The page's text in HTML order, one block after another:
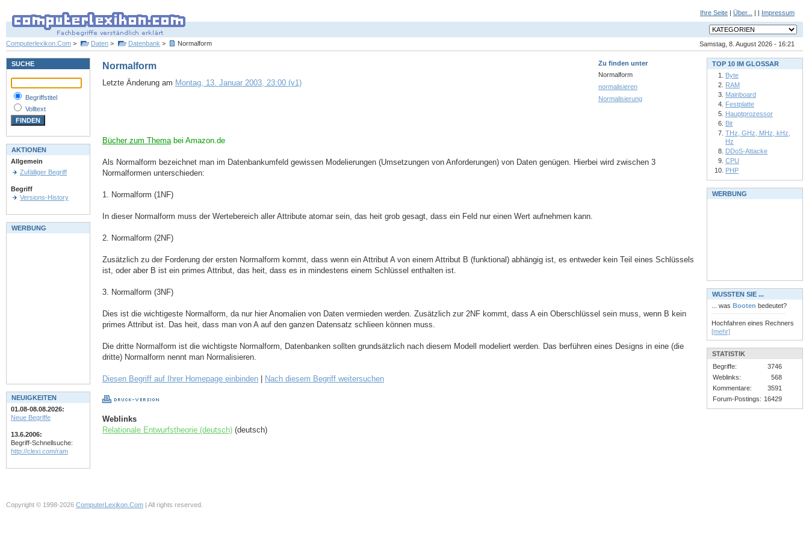
Ihre Seite | Über... | | Impressum
Samstag, 8. August 2026 - 16:21
Computerlexikon.Com > Daten > Datenbank > Normalform
Zu finden unter
Normalform
normalisieren
Normalisierung
Normalform
Letzte Änderung am Montag, 13. Januar 2003, 23:00 (v1)
Bücher zum Themabei Amazon.de
Als Normalform bezeichnet man im Datenbankumfeld gewissen Modelierungen (Umsetzungen von Anforderungen) von Daten genügen. Hierbei wird zwischen 3
Normalformen unterschieden:
1. Normalform (1NF)
In dieser Normalform muss der Wertebereich aller Attribute atomar sein, das heit grob gesagt, dass ein Feld nur einen Wert aufnehmen kann.
2. Normalform (2NF)
Zusätzlich zu der Forderung der ersten Normalform kommt, dass wenn ein Attribut A von einem Attribut B (funktional) abhängig ist, es entweder kein Teil eines Schlüssels
ist, oder aber B ist ein primes Attribut, das heit, dass es in mindestens einem Schlüssel enthalten ist.
3. Normalform (3NF)
Dies ist die wichtigeste Normalform, da nur hier Anomalien von Daten vermieden werden. Zusätzlich zur 2NF kommt, dass A ein Oberschlüssel sein muss, wenn B kein
primes Attribut ist. Das heit, dass man von A auf den ganzen Datensatz schlieen können muss.
Die dritte Normalform ist die wichtigste Normalform, Datenbanken sollten grundsätzlich nach diesem Modell modeliert werden. Das berführen eines Designs in eine (die
dritte) Normalform nennt man Normalisieren.
Diesen Begriff auf Ihrer Homepage einbinden Nach diesem Begriff weitersuchen
Weblinks
Relationale Entwurfstheorie (deutsch) (deutsch)
SUCHE
Begriffstitel
Volltext
AKTIONEN
Allgemein
Zufälliger Begriff
Begriff
Versions-History
WERBUNG
NEUIGKEITEN
01.08-08.08.2026:
Neue Begriffe
13.6.2006:
Begriff-Schnellsuche:
http://clexi.com/ram
TOP 10 IM GLOSSAR
Byte
RAM
Mainboard
Festplatte
Hauptprozessor
Bit
THz, GHz, MHz, kHz,
Hz
DDoS-Attacke
CPU
PHP
WERBUNG
WUSSTEN SIE ...
... was Booten bedeutet?
Hochfahren eines Rechners
[mehr]
STATISTIK
Begriffe:
3746
Weblinks:
568
Kommentare:
3591
Forum-Postings: 16429
Copyright © 1998-2026 ComputerLexikon.Com | All rights reserved.